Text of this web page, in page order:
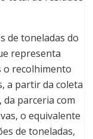
de toneladas do
representa
o recolhimento
a partir da coleta
parceria com
o equivalente
de toneladas,